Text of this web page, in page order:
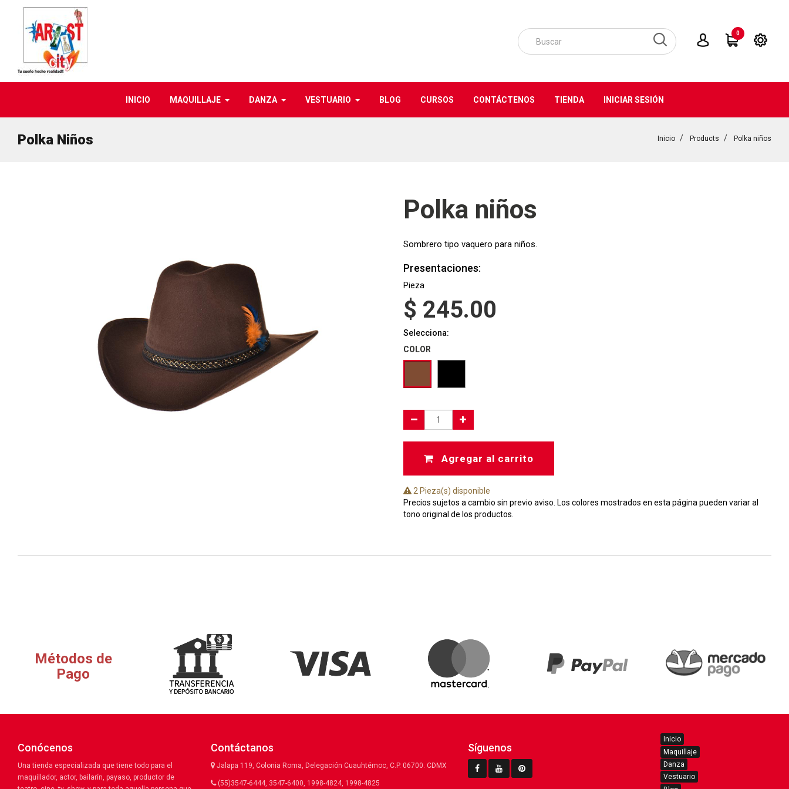
0
INICIO MAQUILLAJE DANZA VESTUARIO BLOG CURSOS CONTÁCTENOS TIENDA INICIAR SESIÓN
Polka Niños Inicio Products Polka niños
Polka niños
Sombrero tipo vaquero para niños.
Presentaciones:
Pieza
$ 245.00
Selecciona:
COLOR
Agregar al carrito
2 Pieza(s) disponible
Precios sujetos a cambio sin previo aviso. Los colores mostrados en esta página pueden variar al
tono original de los productos.
Métodos de
Pago
Conócenos
Una tienda especializada que tiene todo para el
maquillador, actor, bailarín, payaso, productor de
Contáctanos
Jalapa 119, Colonia Roma, Delegación Cuauhtémoc, C.P. 06700. CDMX
(55)3547-6444, 3547-6400, 1998-4824, 1998-4825
Síguenos
Inicio
Maquillaje
Danza
Vestuario